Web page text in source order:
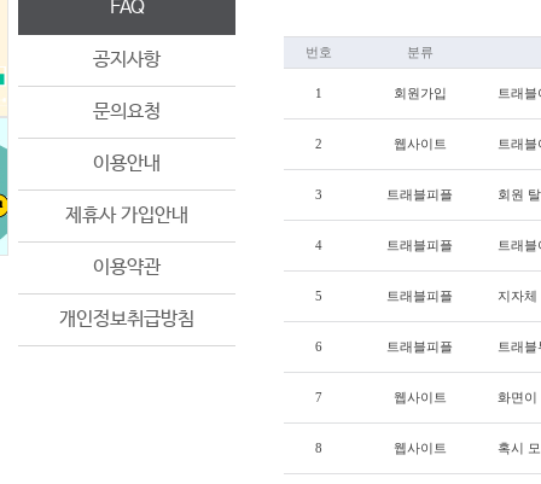
FAQ
공지사항
문의요청
이용안내
제휴사 가입안내
이용약관
개인정보취급방침
번호 분류
1 회원가입 트래
2 웹사이트 트래
3 트래블피플 회원
4 트래블피플 트래
5 트래블피플 지자체
6 트래블피플 트래
7 웹사이트 화면이
8 웹사이트 혹시